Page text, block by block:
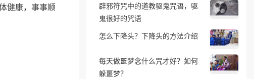
健康，事事顺
辟邪符咒中的道教驱鬼咒语，驱
鬼很好的咒语
怎么下降头？下降头的方法介绍
每天做噩梦念什么咒才好？如何
躲噩梦？